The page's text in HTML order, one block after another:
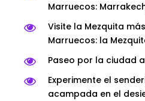
Marruecos:
Visite la Mezquita
Marruecos: la
Paseo por la ciudad
Experimente el
acampada en el